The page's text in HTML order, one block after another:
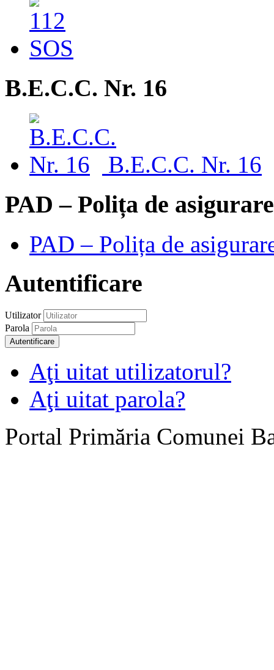
B.E.C.C. Nr. 16
B.E.C.C. Nr. 16
PAD – Polița de asigurare
PAD – Polița de
Autentificare
Utilizator
Parola
Autentificare
Aţi uitat utilizatorul?
Aţi uitat parola?
Portal Primăria Comunei